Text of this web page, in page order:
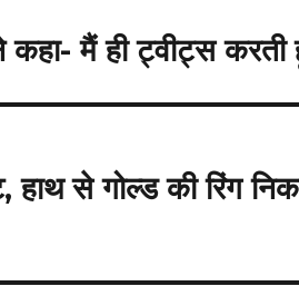
मैं ही ट्वीट्स करती
हाथ से गोल्ड की रिंग